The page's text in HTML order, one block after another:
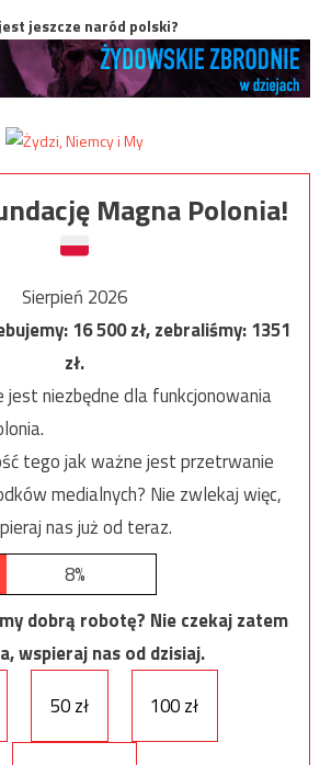
jeszcze naród polski?
Magna Polonia!
Sierpień 2026
16 500zł, zebraliśmy:1351
zł.
niezbędne dla funkcjonowania
tego jak ważne jest przetrwanie
medialnych? Nie zwlekaj więc,
nas już od teraz.
8%
dobrą robotę? Nie czekaj zatem
wspieraj nas od dzisiaj.
50 zł 100 zł